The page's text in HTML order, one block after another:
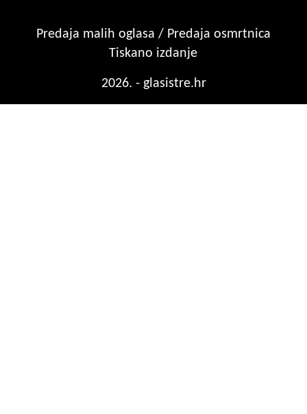
Predaja malih oglasa / Predaja osmrtnica
Tiskano izdanje
2026. - glasistre.hr